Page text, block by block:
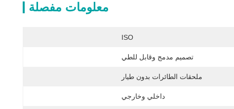
معلومات مفصلة
ISO
تصميم مدمج وقابل للطي
ملحقات الطائرات بدون طيار
داخلي وخارجي